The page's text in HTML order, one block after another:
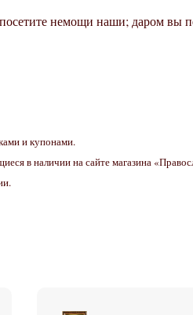
немощи наши; даром вы
и купонами.
в наличии на сайте магазина